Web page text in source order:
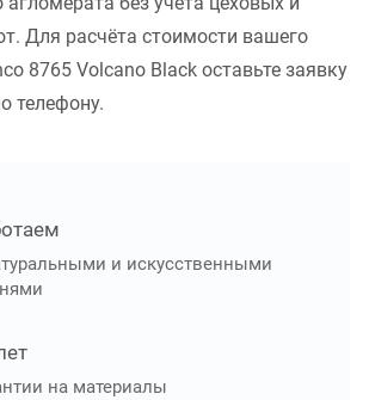
Для расчёта стоимости вашего
8765 Volcano Black оставьте заявку
телефону.
и искусственными
на материалы